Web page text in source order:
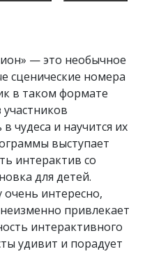
— это необычное
сценические номера
в таком формате
чудеса и научится их
выступает
интерактив со
для детей.
интересно,
привлекает
интерактивного
удивит и порадует